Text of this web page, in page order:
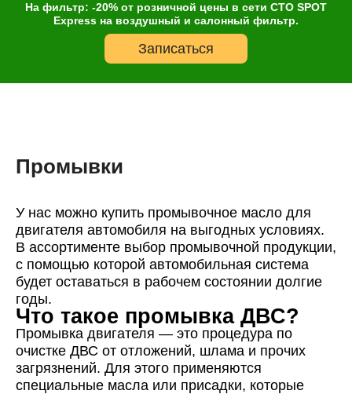
Shell
Suprotec
Total
На фильтр: -20% от розничной цены в сети СТО SPOT
Express на воздушный и салонный фильтр.
Записаться
Промывки
У нас можно купить промывочное масло для
двигателя автомобиля на выгодных условиях.
В ассортименте выбор промывочной продукции,
с помощью которой автомобильная система
будет оставаться в рабочем состоянии долгие
годы.
Что такое промывка ДВС?
Промывка двигателя — это процедура по
очистке ДВС от отложений, шлама и прочих
загрязнений. Для этого применяются
специальные масла или присадки, которые